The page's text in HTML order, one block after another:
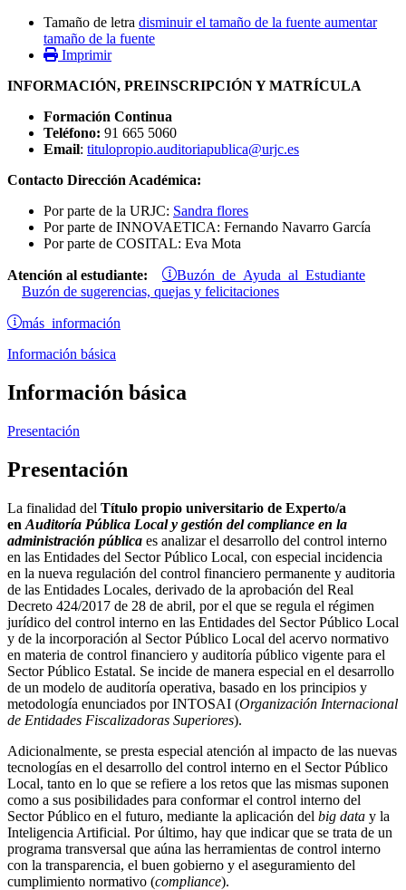
Tamaño de letra disminuir el tamaño de la fuente aumentar
tamaño de la fuente
Imprimir
INFORMACIÓN, PREINSCRIPCIÓN Y MATRÍCULA
Formación Continua
Teléfono: 91 665 5060
Email: titulopropio.auditoriapublica@urjc.es
Contacto Dirección Académica:
Por parte de la URJC: Sandra flores
Por parte de INNOVAETICA: Fernando Navarro García
Por parte de COSITAL: Eva Mota
Atención al estudiante: Buzón de Ayuda al Estudiante
Buzón de sugerencias, quejas y felicitaciones
más información
Información básica
Información básica
Presentación
Presentación
La finalidad del Título propio universitario de Experto/a
en Auditoría Pública Local y gestión del compliance en la
administración pública es analizar el desarrollo del control interno
en las Entidades del Sector Público Local, con especial incidencia
en la nueva regulación del control financiero permanente y auditoria
de las Entidades Locales, derivado de la aprobación del Real
Decreto 424/2017 de 28 de abril, por el que se regula el régimen
jurídico del control interno en las Entidades del Sector Público Local
y de la incorporación al Sector Público Local del acervo normativo
en materia de control financiero y auditoría público vigente para el
Sector Público Estatal. Se incide de manera especial en el desarrollo
de un modelo de auditoría operativa, basado en los principios y
metodología enunciados por INTOSAI (Organización Internacional
de Entidades Fiscalizadoras Superiores).
Adicionalmente, se presta especial atención al impacto de las nuevas
tecnologías en el desarrollo del control interno en el Sector Público
Local, tanto en lo que se refiere a los retos que las mismas suponen
como a sus posibilidades para conformar el control interno del
Sector Público en el futuro, mediante la aplicación del big data y la
Inteligencia Artificial. Por último, hay que indicar que se trata de un
programa transversal que aúna las herramientas de control interno
con la transparencia, el buen gobierno y el aseguramiento del
cumplimiento normativo (compliance).